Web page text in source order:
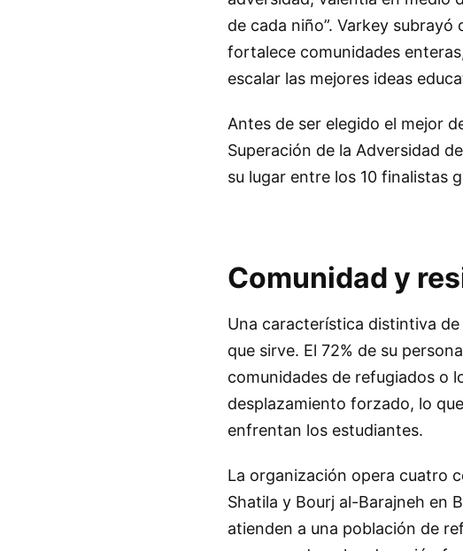
de cada niño”. Varkey
fortalece comunidades
escalar las mejores ideas
Antes de ser elegido el mejor
Superación de la Adversidad
su lugar entre los 10 finalistas
Comunidad y
Una característica distintiva
que sirve. El 72% de su
comunidades de refugiados o
desplazamiento forzado, lo
enfrentan los estudiantes.
La organización opera cuatro
Shatila y Bourj al-Barajneh en
atienden a una población de